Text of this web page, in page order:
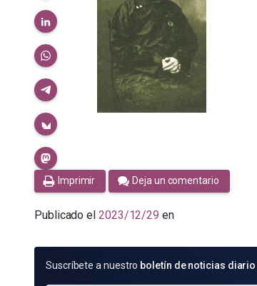
Imprimir Deja un comentario
Publicado el 2023/12/29 en
SUSCRÍBETE
Suscríbete a nuestro boletín de noticias diario